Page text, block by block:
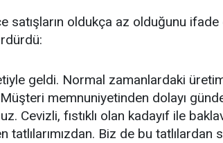
satışların oldukça az olduğunu ifade
geldi. Normal zamanlardaki
memnuniyetinden dolayı
Cevizli, fıstıklı olan kadayıf ile
tatlılarımızdan. Biz de bu tatlılardan